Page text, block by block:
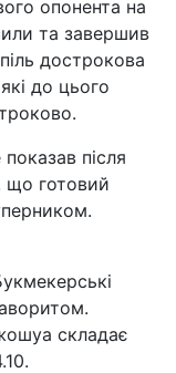
опонента на
та завершив
дострокова
до цього
після
що готовий
складає